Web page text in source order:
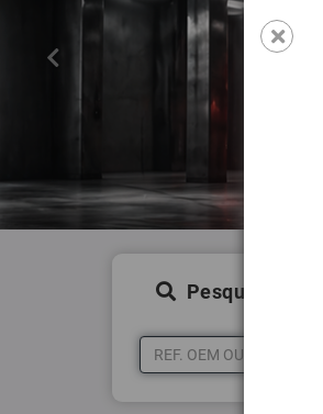
Pesquisa de